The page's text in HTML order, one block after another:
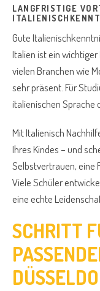
LANGFRISTIGE
Gute
Italien ist ein
vielen Branchen wie
sehr präsent. Für
italienischen Sprache
Mit Italienisch
Ihres Kindes – und
Selbstvertrauen, eine
Viele Schüler
eine echte
SCHRITT